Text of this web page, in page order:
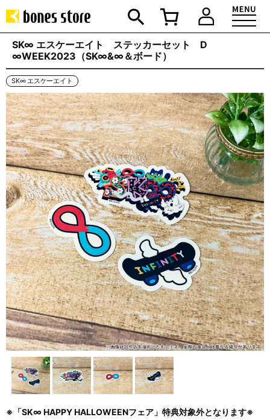
SK∞ エスケーエイト ステッカーセット D
∞WEEK2023（SK∞&∞＆ボード）
SK∞ エスケーエイト
※「SK∞ HAPPY HALLOWEENフェア」特典対象外となります※